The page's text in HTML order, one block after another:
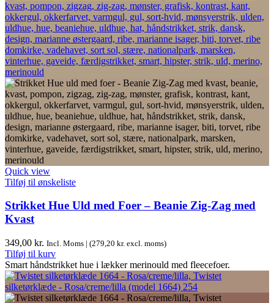
Quick view
Tilføj til ønskeliste
Strikket Hue Uld med Foer – Beanie Zig-Zag med
Kvast
349,00 kr. Incl. Moms | (279,20 kr. excl. moms)
Tilføj til kurv
Smart håndstrikket hue i lækker merinould med fleecefoer.